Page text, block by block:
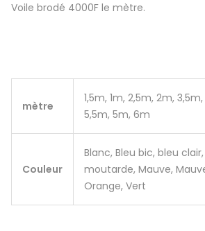
Voile brodé 4000F le mètre.
mètre
1,5m, 1m, 2,5m, 2m,
5,5m, 5m, 6m
Couleur
Blanc, Bleu bic, bleu
moutarde, Mauve,
Orange, Vert